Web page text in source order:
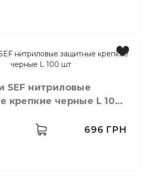
Китай
Черный
M
SEF нитриловые
крепкие черные L 100
696 ГРН